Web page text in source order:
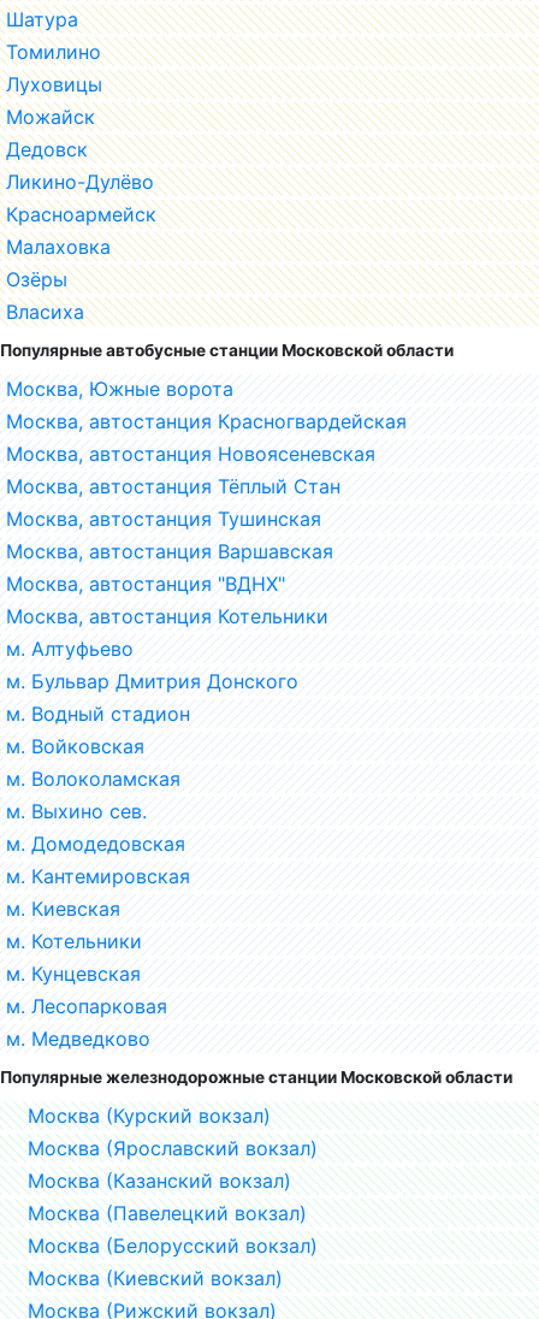
Шатура
Томилино
Луховицы
Можайск
Дедовск
Ликино-Дулёво
Красноармейск
Малаховка
Озёры
Власиха
Популярные автобусные станции Московской области
Москва, Южные ворота
Москва, автостанция Красногвардейская
Москва, автостанция Новоясеневская
Москва, автостанция Тёплый Стан
Москва, автостанция Тушинская
Москва, автостанция Варшавская
Москва, автостанция "ВДНХ"
Москва, автостанция Котельники
м. Алтуфьево
м. Бульвар Дмитрия Донского
м. Водный стадион
м. Войковская
м. Волоколамская
м. Выхино сев.
м. Домодедовская
м. Кантемировская
м. Киевская
м. Котельники
м. Кунцевская
м. Лесопарковая
м. Медведково
Популярные железнодорожные станции Московской области
Москва (Курский вокзал)
Москва (Ярославский вокзал)
Москва (Казанский вокзал)
Москва (Павелецкий вокзал)
Москва (Белорусский вокзал)
Москва (Киевский вокзал)
Москва (Рижский вокзал)